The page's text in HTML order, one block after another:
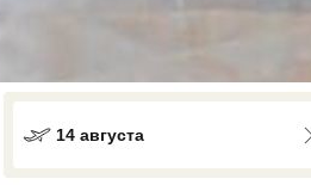
14 августа